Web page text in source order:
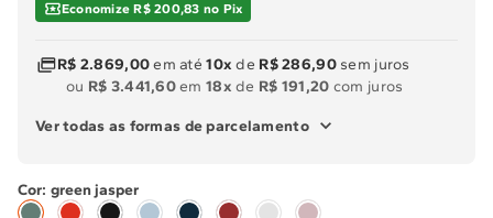
Economize R$ 200,83 no Pix
R$ 2.869,00em até10x de R$ 286,90sem juros
ou R$ 3.441,60em18x de R$ 191,20 com juros
Ver todas as formas de parcelamento
green jasper